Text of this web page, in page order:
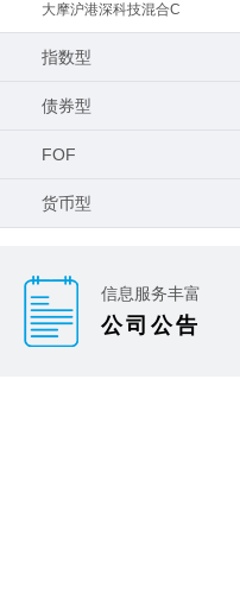
大摩沪港深科技混合C
指数型
债券型
FOF
货币型
信息服务丰富
公司公告